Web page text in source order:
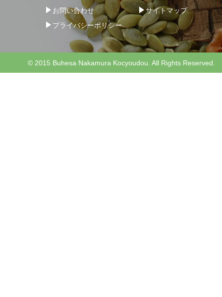
お問い合わせ
サイトマップ
プライバシーポリシー
© 2015 Buhesa Nakamura Kocyoudou. All Rights Reserved.